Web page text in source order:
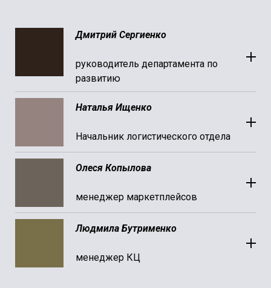
Дмитрий Сергиенко
руководитель департамента по
развитию
Наталья Ищенко
Начальник логистического отдела
Олеся Копылова
менеджер маркетплейсов
Людмила Бутрименко
менеджер КЦ